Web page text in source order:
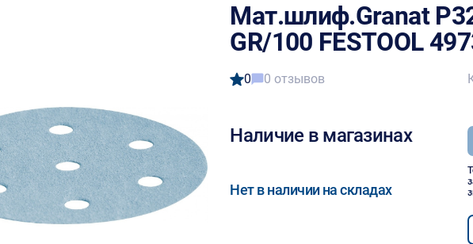
Мат.шлиф.Granat
GR/100 FESTOOL
0 0 отзывов
Наличие в магазинах
Нет в наличии на складах